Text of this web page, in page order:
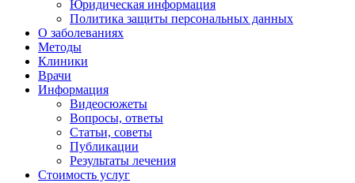
Юридическая информация
Политика защиты персональных данных
О заболеваниях
Методы
Клиники
Врачи
Информация
Видеосюжеты
Вопросы, ответы
Статьи, советы
Публикации
Результаты лечения
Стоимость услуг